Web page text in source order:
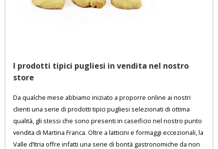
I prodotti tipici pugliesi in vendita nel nostro
store
Da qualche mese abbiamo iniziato a proporre online ai nostri
clienti una serie di prodotti tipici pugliesi selezionati di ottima
qualità, gli stessi che sono presenti in caseificio nel nostro punto
vendita di Martina Franca. Oltre a latticini e formaggi eccezionali, la
Valle d’Itria offre infatti una serie di bontà gastronomiche da non